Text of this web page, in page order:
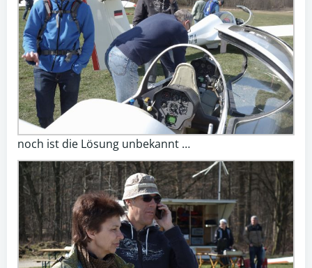
noch ist die Lösung unbekannt …